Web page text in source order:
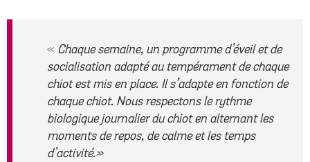
« Chaque semaine, un programme d’éveil et de
socialisation adapté au tempérament de chaque
chiot est mis en place. Il s’adapte en fonction de
chaque chiot. Nous respectons le rythme
biologique journalier du chiot en alternant les
moments de repos, de calme et les temps
d’activité.»